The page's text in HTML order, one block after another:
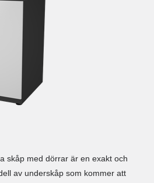
skåp med dörrar är en exakt och
av underskåp som kommer att